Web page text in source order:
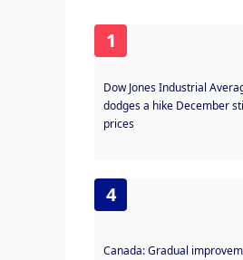
1
Dow Jones Industrial
dodges a hike December
prices
4
Canada: Gradual